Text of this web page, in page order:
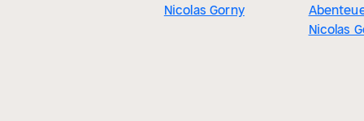
Nicolas Gorny
Nicolas